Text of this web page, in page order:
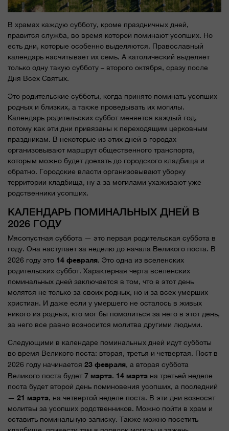
В храмах каждую субботу, кроме праздничных дней,
правится служба, во время которой поминают усопших. Но
есть дни, которые особенно выделяются. Православный
календарь насчитывает их семь. А католический выделяет
только одну такую субботу – второго октября, сразу после
Дня Всех Святых.
Это родительские субботы, когда принято поминать усопших
родных и близких, а также проведывать их могилы.
Календарь родительских суббот меняется каждый год,
потому как эти дни привязаны к переходящим церковным
праздникам. В некоторые из этих дней в городах
организовывают маршрут общественного транспорта,
которым можно будет доехать до городского кладбища и
обратно. Городские власти организовывают уборку
территории кладбища, ну а за могилами ухаживают уже
родственники усопших.
КАЛЕНДАРЬ ПОМИНАЛЬНЫХ ДНЕЙ В
2026 ГОДУ
Мясопустная суббота — это первая родительская суббота в
году. Она наступает за неделю до начала Великого поста. В
2026 году это 14 февраля. Это одна из вселенских
родительских суббот. Характерная черта вселенских
поминальных дней заключается в том, что в этот день
молятся не только за своих родных, но и за всех умерших
христиан. И даже если у умершего не осталось в живых
никого из родных, кто мог бы помолиться за него в этот день,
за него все равно возносится молитва другими людьми.
Следующими в календаре поминальных дней идут субботы
во время Великого поста: вторая, третья и четвертая. Пост в
2026 году начинается 23 февраля, а вторая суббота
Великого поста будет7 марта. 14 марта на третьей неделе
поста будет второй день поминовения усопших, а последний
— 21 марта, на четвертой неделе поста. В эти дни возносят
молитвы за усопших родственников. Можно пойти в храм и
оставить поминальную записку. Также можно посетить